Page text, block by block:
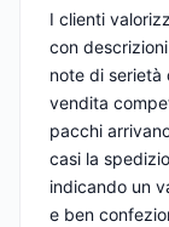
I clienti
con
note di serietà
vendita
pacchi
casi la
indicando un
e ben